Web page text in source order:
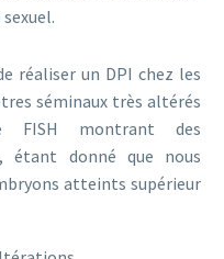
réaliser un DPI chez les
séminaux très altérés
FISH montrant des
étant donné que nous
atteints supérieur